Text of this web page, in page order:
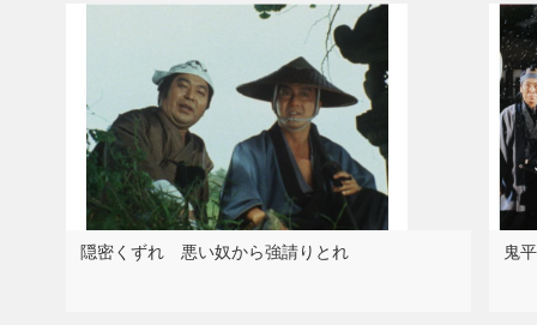
隠密くずれ 悪い奴から強請りとれ 鬼